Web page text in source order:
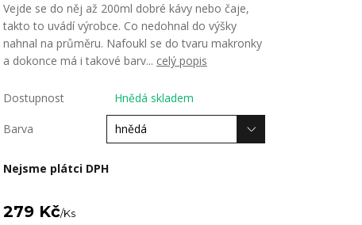
Vejde se do něj až 200ml dobré kávy nebo čaje,
takto to uvádí výrobce. Co nedohnal do výšky
nahnal na průměru. Nafoukl se do tvaru makronky
a dokonce má i takové barv... celý popis
Dostupnost Hnědá skladem
Barva
Nejsme plátci DPH
279 Kč/Ks